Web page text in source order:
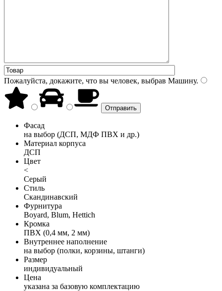
Пожалуйста, докажите, что вы человек, выбрав Машину.
Фасад
на выбор (ДСП, МДФ ПВХ и др.)
Материал корпуса
ДСП
Цвет
<
Серый
Стиль
Скандинавский
Фурнитура
Boyard, Blum, Hettich
Кромка
ПВХ (0,4 мм, 2 мм)
Внутреннее наполнение
на выбор (полки, корзины, штанги)
Размер
индивидуальный
Цена
указана за базовую комплектацию